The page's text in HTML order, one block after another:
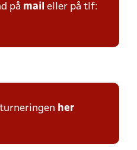
på mail eller på tlf:
her